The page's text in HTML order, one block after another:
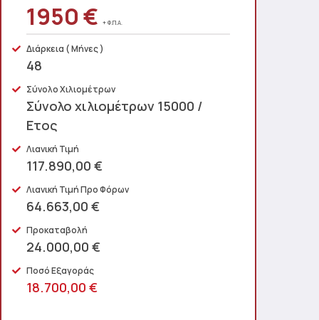
1950 € + Φ.Π.Α.
Διάρκεια ( Μήνες )
48
Σύνολο Χιλιομέτρων
Σύνολο χιλιομέτρων 15000 /
Ετος
Λιανική Τιμή
117.890,00 €
Λιανική Τιμή Προ Φόρων
64.663,00 €
Προκαταβολή
24.000,00 €
Ποσό Εξαγοράς
18.700,00 €